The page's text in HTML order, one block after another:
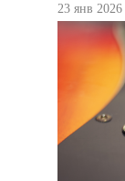
23 янв 2026